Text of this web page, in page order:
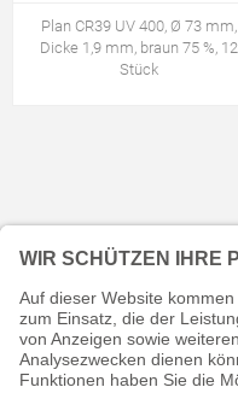
Plan CR39 UV 400, Ø 73 mm,
Dicke 1,9 mm, braun 75 %, 12
Stück